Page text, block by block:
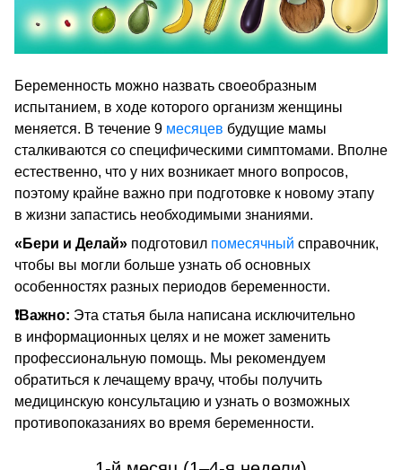
Беременность можно назвать своеобразным
испытанием, в ходе которого организм женщины
меняется. В течение 9 месяцев будущие мамы
сталкиваются со специфическими симптомами. Вполне
естественно, что у них возникает много вопросов,
поэтому крайне важно при подготовке к новому этапу
в жизни запастись необходимыми знаниями.
«Бери и Делай» подготовил помесячный справочник,
чтобы вы могли больше узнать об основных
особенностях разных периодов беременности.
❗Важно: Эта статья была написана исключительно
в информационных целях и не может заменить
профессиональную помощь. Мы рекомендуем
обратиться к лечащему врачу, чтобы получить
медицинскую консультацию и узнать о возможных
противопоказаниях во время беременности.